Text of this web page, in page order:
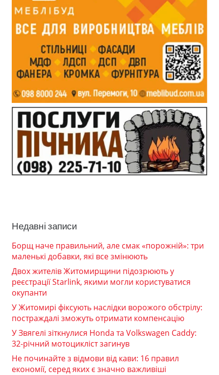
Недавні записи
Борщ наче правильний, але смак «порожній»: три
маленькі добавки, які все змінюють
Двох жителів Житомирщини підозрюють у
реєстрації Starlink, якими могли користуватися
окупанти
У Житомирі фіксують наслідки ворожого обстрілу:
постраждалі зможуть отримати компенсацію
У Звягелі зіткнулися Honda та Volkswagen Caddy:
32-річний мотоцикліст загинув
Не починайте з відмови від кави: 16 правил
економії, серед яких є значно важливіші